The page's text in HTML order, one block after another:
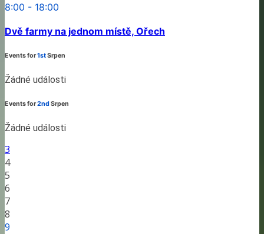
8:00 - 18:00
Dvě farmy na jednom místě, Ořech
Events for1stSrpen
Žádné události
Events for2ndSrpen
Žádné události
3
4
5
6
7
8
9